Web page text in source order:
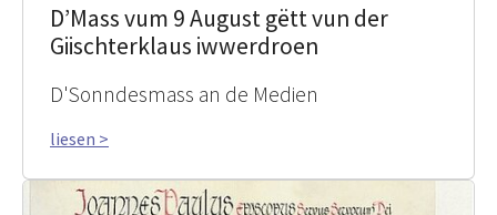
D’Mass vum 9 August gëtt vun der
Giischterklaus iwwerdroen
D'Sonndesmass an de Medien
liesen >